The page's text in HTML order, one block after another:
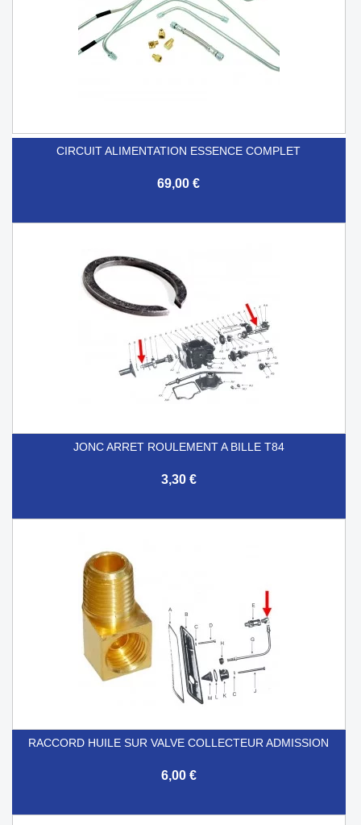
CIRCUIT ALIMENTATION ESSENCE COMPLET
69,00 €
JONC ARRET ROULEMENT A BILLE T84
3,30 €
RACCORD HUILE SUR VALVE COLLECTEUR ADMISSION
6,00 €